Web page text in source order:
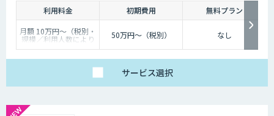
利用料金 初期費用
無料プラン
月額 10万円〜（税別・
規模／利用人数により
個別見積）
50万円〜（税別） なし
サービス選択